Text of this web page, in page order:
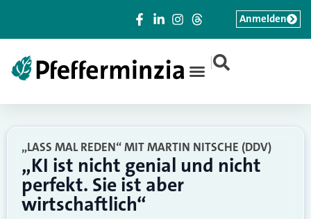
|
Anmelden
„LASS MAL REDEN“ MIT MARTIN NITSCHE (DDV)
„KI ist nicht genial und nicht
perfekt. Sie ist aber
wirtschaftlich“